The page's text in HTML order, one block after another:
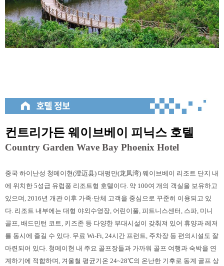
컨트리가든 웨이브베이 피닉스 호텔
Country Garden Wave Bay Phoenix Hotel
중국 하이난성 청메이현(澄迈县) 대펑만(龙凤湾) 웨이브베이 리조트 단지 내
에 위치한 5성급 유럽풍 리조트형 호텔이다. 약 100여 개의 객실을 보유하고
있으며, 2016년 개관 이후 가족·단체 고객을 중심으로 꾸준히 이용되고 있
다. 리조트 내부에는 대형 야외수영장, 어린이풀, 피트니스센터, 스파, 미니
골프, 배드민턴 코트, 키즈존 등 다양한 부대시설이 갖춰져 있어 휴양과 레저
를 동시에 즐길 수 있다. 무료 Wi-Fi, 24시간 프런트, 주차장 등 편의시설도 잘
마련되어 있다. 청메이현 내 주요 골프장들과 가까워 골프 여행과 숙박을 연
계하기에 적합하며, 겨울철 평균기온 24~28℃의 온난한 기후로 동계 골프 상